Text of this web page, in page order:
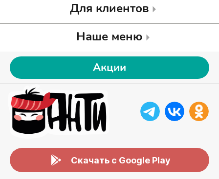
Для клиентов
Наше меню
Акции
Скачать с Google Play